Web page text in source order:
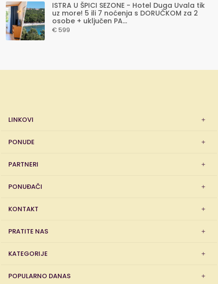
ISTRA U ŠPICI SEZONE - Hotel Duga Uvala tik
uz more! 5 ili 7 noćenja s DORUČKOM za 2
osobe + uključen PA...
€ 599
LINKOVI
PONUDE
PARTNERI
PONUĐAČI
KONTAKT
PRATITE NAS
KATEGORIJE
POPULARNO DANAS